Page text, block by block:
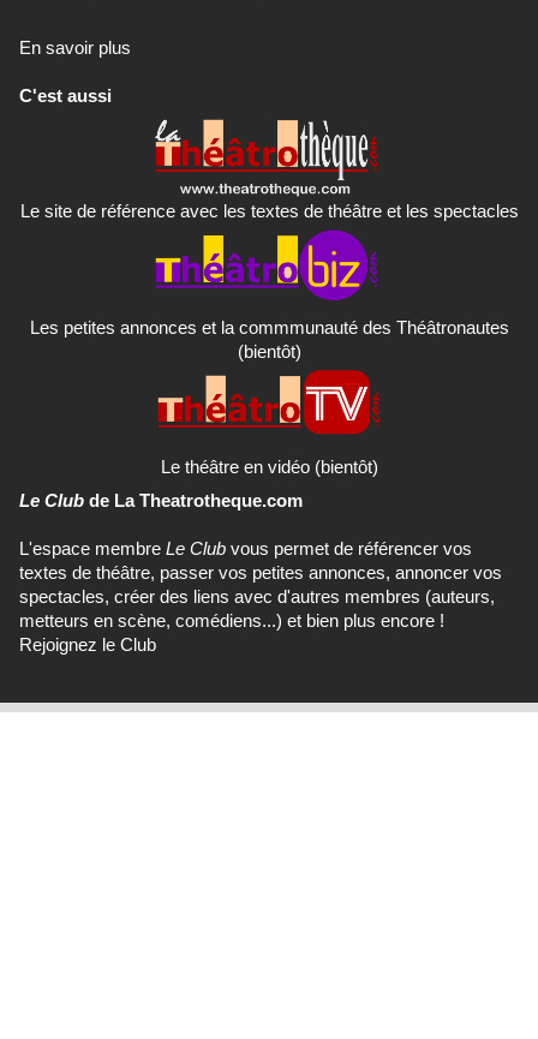
En savoir plus
C'est aussi
Le site de référence avec les textes de théâtre et les spectacles
Les petites annonces et la commmunauté des Théâtronautes
(bientôt)
Le théâtre en vidéo (bientôt)
Le Club de La Theatrotheque.com
L'espace membre Le Club vous permet de référencer vos
textes de théâtre, passer vos petites annonces, annoncer vos
spectacles, créer des liens avec d'autres membres (auteurs,
metteurs en scène, comédiens...) et bien plus encore !
Rejoignez le Club